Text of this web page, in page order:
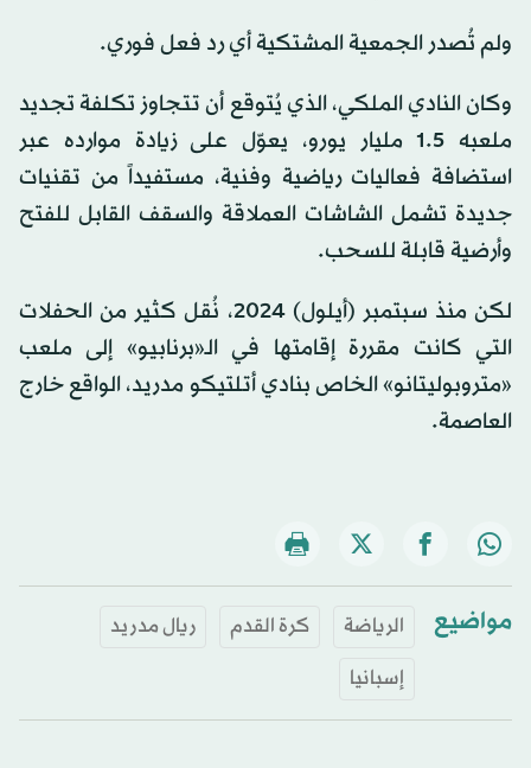
ولم تُصدر الجمعية المشتكية أي رد فعل فوري.
وكان النادي الملكي، الذي يُتوقع أن تتجاوز تكلفة تجديد
ملعبه 1.5 مليار يورو، يعوّل على زيادة موارده عبر
استضافة فعاليات رياضية وفنية، مستفيداً من تقنيات
جديدة تشمل الشاشات العملاقة والسقف القابل للفتح
وأرضية قابلة للسحب.
لكن منذ سبتمبر (أيلول) 2024، نُقل كثير من الحفلات
التي كانت مقررة إقامتها في الـ«برنابيو» إلى ملعب
«متروبوليتانو» الخاص بنادي أتلتيكو مدريد، الواقع خارج
العاصمة.
مواضيع الرياضة كرة القدم
ريال مدريد
إسبانيا